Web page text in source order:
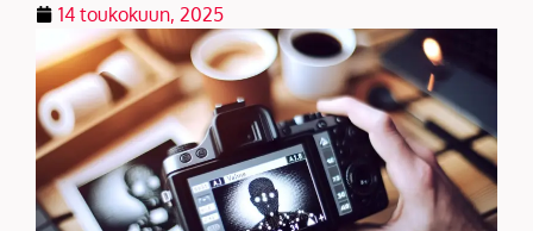
14 toukokuun, 2025